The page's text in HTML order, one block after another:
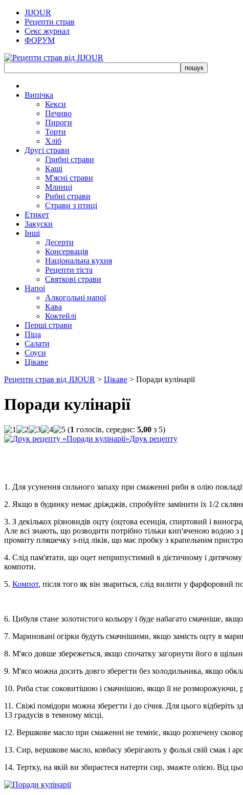
JIJOUR
Рецепти страв
Секс журнал
ФОРУМ
Випічка
Кекси
Печиво
Пироги
Торти
Хліб
Другі страви
Грибні страви
Каші
М'ясні страви
Млинці
Рибні страви
Страви з птиці
Етикет
Закуски
Інші
Десерти
Консервація
Національна кухня
Рецепти тіста
Святкові страви
Напої
Алкогольні напої
Кава
Коктейлі
Перші страви
Піца
Салати
Соуси
Цікаве
Рецепти страв від JIJOUR > Цікаве > Поради кулінарії
Поради кулінарії
(1 голосів, середнє: 5,00 з 5)
Друк рецепту
1. Для усунення сильного запаху при смаженні риби в олію
2. Якщо в будинку немає дріжджів, спробуйте замінити їх 1/2
3. З декількох різновидів оцту (оцтова есенція, спиртовий і
Але всі знають, що розводити потрібно тільки кип'яченою водою
промиту пляшечку з-під ліків, що має пробку з крапельним
4. Слід пам'ятати, що оцет неприпустимий в дієтичному і
компоти.
5. Компот, після того як він звариться, слід вилити у
6. Цибуля стане золотистого кольору і буде набагато смачніше,
7. Мариновані огірки будуть смачнішими, якщо замість оцту в
8. М'ясо довше збережеться, якщо спочатку загорнути його в
9. М'ясо можна досить довго зберегти без холодильника, якщо
10. Риба стає соковитішою і смачнішою, якщо її не розморожуючи,
11. Свіжі помідори можна зберегти і до січня. Для цього
13 градусів в темному місці.
12. Вершкове масло при смаженні не темніє, якщо розпечену
13. Сир, вершкове масло, ковбасу зберігають у фользі свій смак і
14. Тертку, на якій ви збираєтеся натерти сир, змажте олією. Від